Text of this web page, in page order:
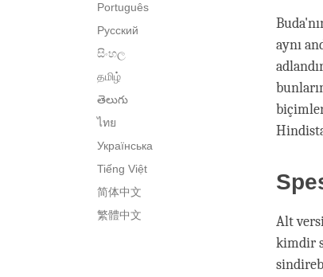
Português
Русский
සිංහල
தமிழ்
తెలుగు
ไทย
Українська
Tiếng Việt
简体中文
繁體中文
aynı
Alt
kimdir